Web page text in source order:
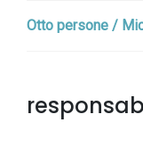
Otto persone /